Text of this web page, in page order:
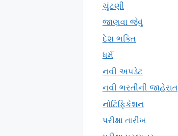
ચુંટણી
જાણવા જેવું
દેશ ભક્તિ
ધર્મ
નવી અપડેટ
નવી ભરતીની જાહેરાત
નોટિફિકેશન
પરીક્ષા તારીખ